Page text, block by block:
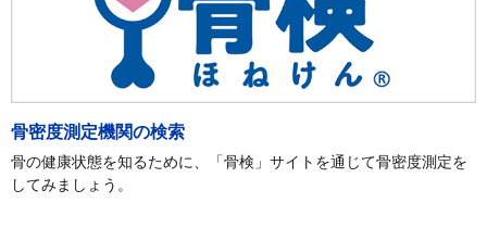
骨密度測定機関の検索
骨の健康状態を知るために、「骨検」サイトを通じて骨密度測定を
してみましょう。